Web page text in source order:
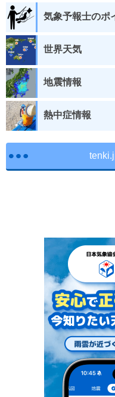
気象予報士のポ
世界天気
地震情報
熱中症情報